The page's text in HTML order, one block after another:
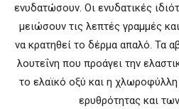
ενυδατώσουν. Οι ενυδατικές
μειώσουν τις λεπτές γραμμές
να κρατηθεί το δέρμα απαλό. Τα
λουτεΐνη που προάγει την
το ελαϊκό οξύ και η
ερυθρότητας και